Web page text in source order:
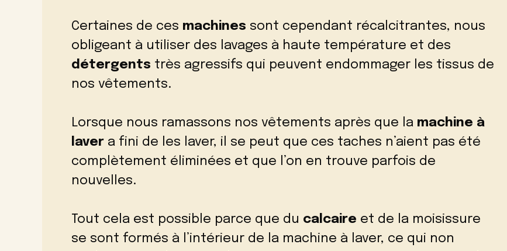
Certaines de ces machines sont cependant récalcitrantes, nous
obligeant à utiliser des lavages à haute température et des
détergents très agressifs qui peuvent endommager les tissus de
nos vêtements.
Lorsque nous ramassons nos vêtements après que la machine à
laver a fini de les laver, il se peut que ces taches n’aient pas été
complètement éliminées et que l’on en trouve parfois de
nouvelles.
Tout cela est possible parce que du calcaire et de la moisissure
se sont formés à l’intérieur de la machine à laver, ce qui non